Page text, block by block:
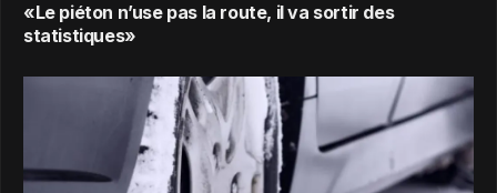
«Le piéton n’use pas la route, il va sortir des
statistiques»